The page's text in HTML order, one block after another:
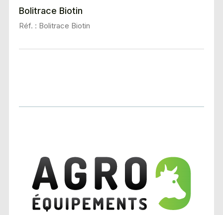
Bolitrace Biotin
Réf. : Bolitrace Biotin